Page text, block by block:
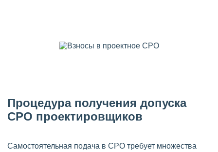
Процедура получения допуска
СРО проектировщиков
Самостоятельная подача в СРО требует множества